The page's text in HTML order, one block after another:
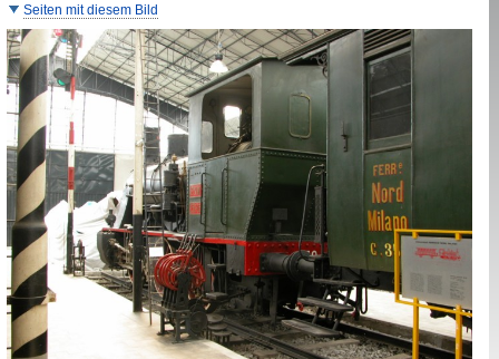
Seiten mit diesem Bild